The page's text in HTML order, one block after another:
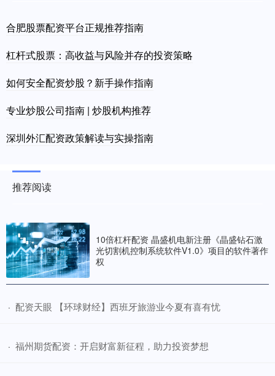
合肥股票配资平台正规推荐指南
杠杆式股票：高收益与风险并存的投资策略
如何安全配资炒股？新手操作指南
专业炒股公司指南 | 炒股机构推荐
深圳外汇配资政策解读与实操指南
推荐阅读
10倍杠杆配资 晶盛机电新注册《晶盛钻石激
光切割机控制系统软件V1.0》项目的软件著作
权
· ​配资天眼 【环球财经】西班牙旅游业今夏有喜有忧
· ​福州期货配资：开启财富新征程，助力投资梦想